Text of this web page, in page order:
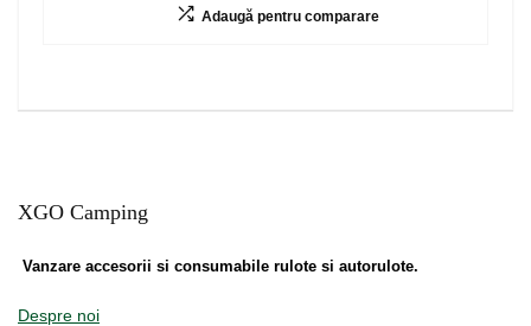
Adaugă pentru comparare
XGO Camping
Vanzare accesorii si consumabile rulote si autorulote.
Despre noi